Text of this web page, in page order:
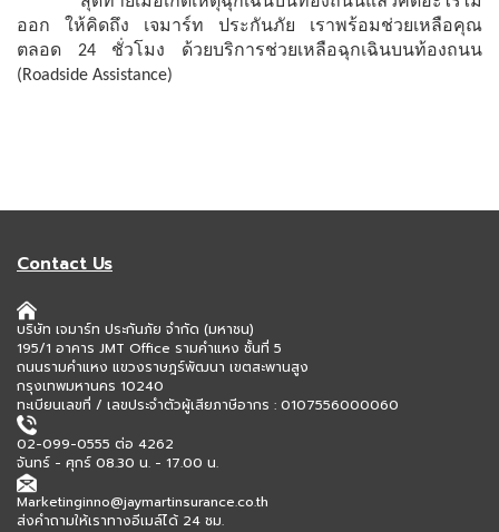
ออก ให้คิดถึง เจมาร์ท ประกันภัย เราพร้อมช่วยเหลือคุณ
ตลอด 24 ชั่วโมง ด้วยบริการช่วยเหลือฉุกเฉินบนท้องถนน
(Roadside Assistance)
Contact Us
บริษัท เจมาร์ท ประกันภัย จำกัด (มหาชน)
195/1 อาคาร JMT Office รามคำแหง ชั้นที่ 5
ถนนรามคำแหง แขวงราษฎร์พัฒนา เขตสะพานสูง
กรุงเทพมหานคร 10240
ทะเบียนเลขที่ / เลขประจำตัวผู้เสียภาษีอากร : 0107556000060
02-099-0555 ต่อ 4262
จันทร์ - ศุกร์ 08.30 น. - 17.00 น.
Marketinginno@jaymartinsurance.co.th
ส่งคำถามให้เราทางอีเมล์ได้ 24 ชม.